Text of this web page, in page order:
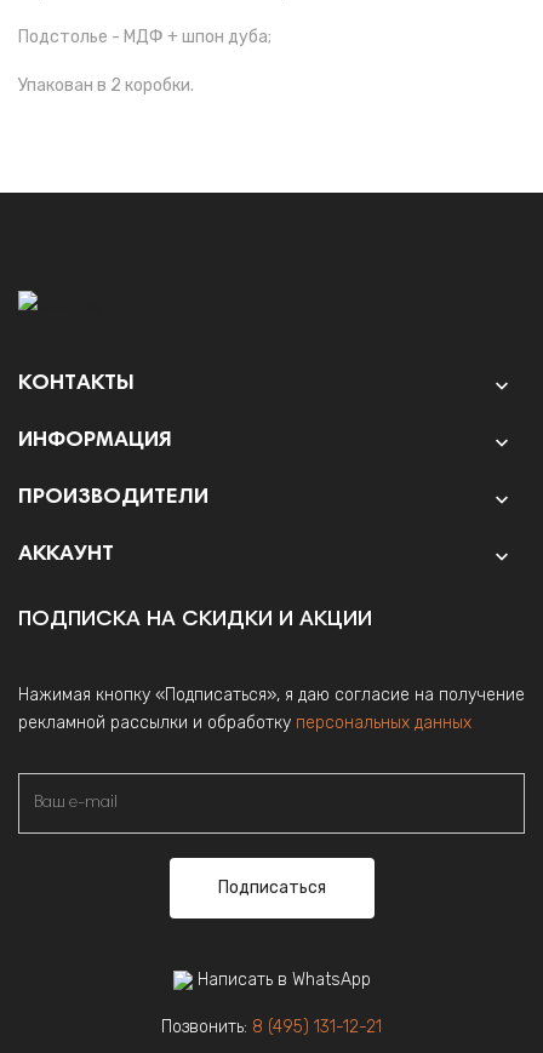
Подстолье - МДФ + шпон дуба;
Упакован в 2 коробки.
КОНТАКТЫ 
ИНФОРМАЦИЯ 
ПРОИЗВОДИТЕЛИ 
АККАУНТ 
ПОДПИСКА НА СКИДКИ И АКЦИИ
Нажимая кнопку «Подписаться», я даю согласие на получение
рекламной рассылки и обработку персональных данных
Подписаться
Написать в WhatsApp
Позвонить: 8 (495) 131-12-21